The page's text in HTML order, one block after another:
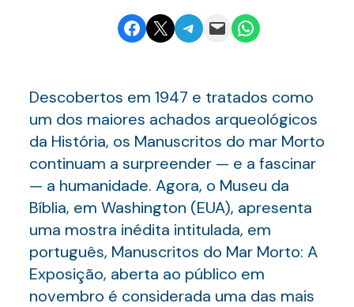
Share on Facebook
Email this PageShare on Telegram
Email this PageShare on WhatsApp
Descobertos em 1947 e tratados como
um dos maiores achados arqueológicos
da História, os Manuscritos do mar Morto
continuam a surpreender — e a fascinar
— a humanidade. Agora, o Museu da
Bíblia, em Washington (EUA), apresenta
uma mostra inédita intitulada, em
português, Manuscritos do Mar Morto: A
Exposição, aberta ao público em
novembro é considerada uma das mais